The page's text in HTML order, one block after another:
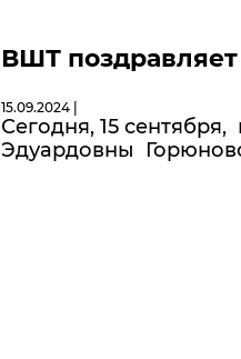
ВШТ
15.09.2024 |
Сегодня, 15
Эдуардовны